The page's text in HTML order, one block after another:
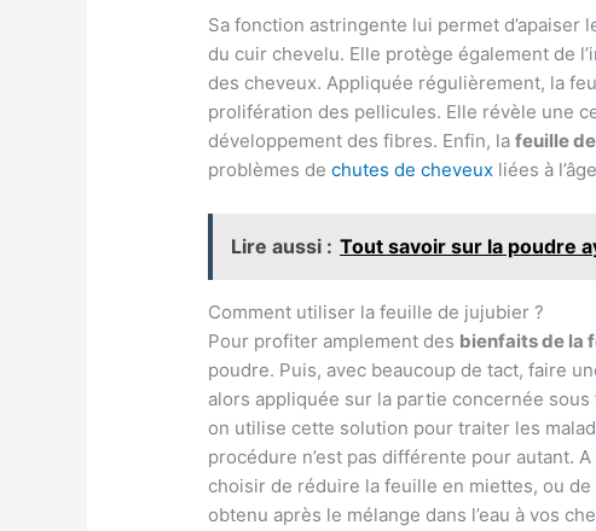
Sa fonction astringente lui permet d’apaiser
du cuir chevelu. Elle protège également de
des cheveux. Appliquée régulièrement, la
prolifération des pellicules. Elle révèle une
développement des fibres. Enfin, lafeuille
problèmes dechutes de cheveux liées à
Lire aussi : Tout savoir sur la poudre
Comment utiliser la feuille de jujubier ?
Pour profiter amplement des bienfaits de la
poudre. Puis, avec beaucoup de tact, faire
alors appliquée sur la partie concernée
on utilise cette solution pour traiter les
procédure n’est pas différente pour autant.
choisir de réduire la feuille en miettes, ou de
obtenu après le mélange dans l’eau à vos